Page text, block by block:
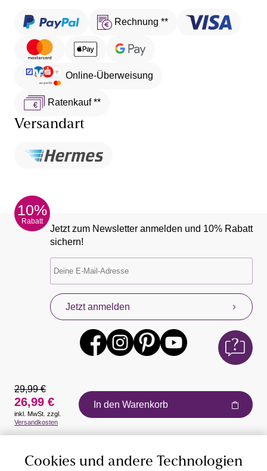
Rechnung **
Online-Überweisung
Ratenkauf **
Versandart
10%
Rabatt
Jetzt zum Newsletter anmelden und 10% Rabatt
sichern!
Jetzt anmelden
Auszeichnungen
29,99 €
26,99 €
inkl. MwSt. zzgl.
Versandkosten
In den Warenkorb
Cookies und andere Technologien